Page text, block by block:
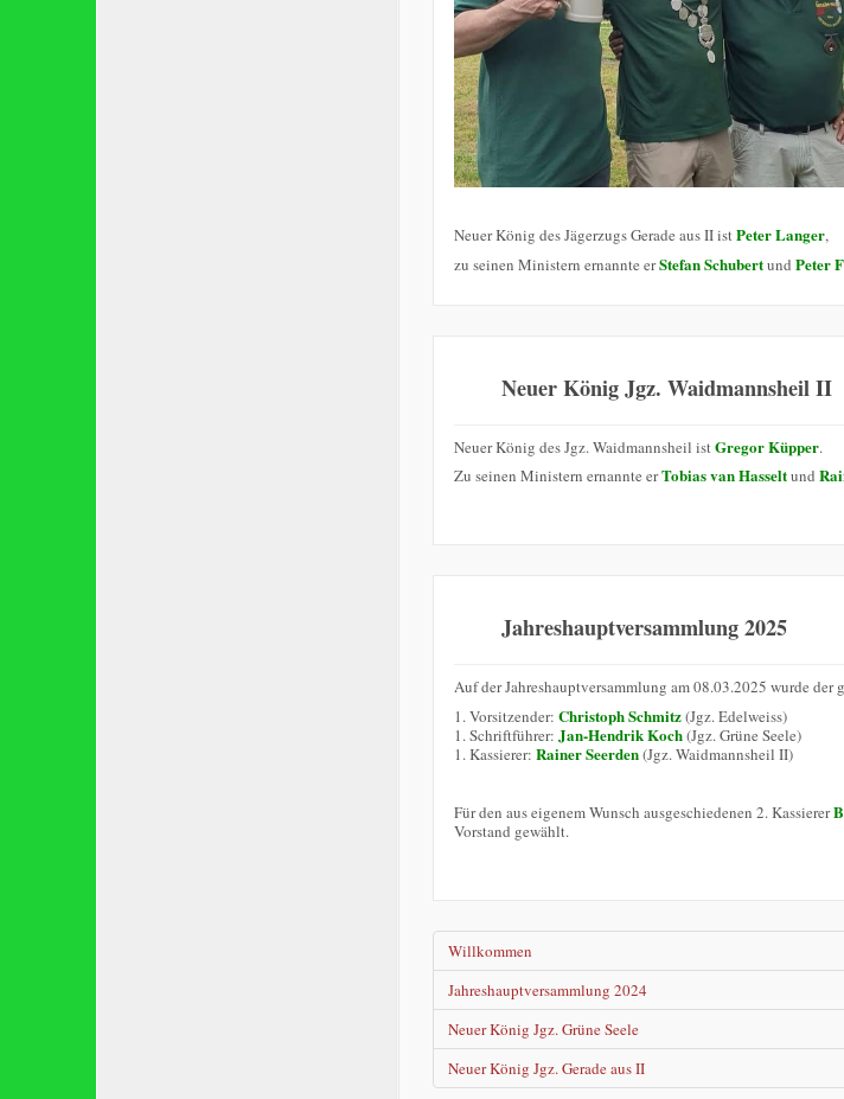
Neuer König des Jägerzugs Gerade aus II istPeter Langer,
zu seinen Ministern ernannte erStefan Schubertund Peter
Neuer König Jgz. Waidmannsheil II
Neuer König des Jgz. Waidmannsheil istGregor Küpper.
Zu seinen Ministern ernannte erTobias van Hasseltund
Jahreshauptversammlung 2025
Auf der Jahreshauptversammlung am 08.03.2025 wurde
1. Vorsitzender: Christoph Schmitz(Jgz. Edelweiss)
1. Schriftführer: Jan-Hendrik Koch(Jgz. Grüne Seele)
1. Kassierer: Rainer Seerden(Jgz. Waidmannsheil II)
Für den aus eigenem Wunsch ausgeschiedenen 2. Kassierer
Vorstand gewählt.
Willkommen
Jahreshauptversammlung 2024
Neuer König Jgz. Grüne Seele
Neuer König Jgz. Gerade aus II